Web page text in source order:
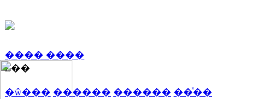
���� ����
Ƶ��
�ŵ��� ������ ������ ��ͯ��